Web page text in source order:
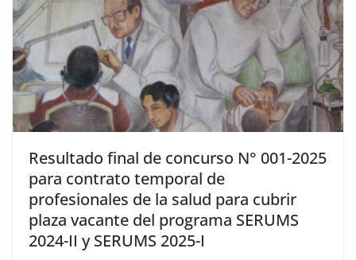
Resultado final de concurso N° 001-2025
para contrato temporal de
profesionales de la salud para cubrir
plaza vacante del programa SERUMS
2024-II y SERUMS 2025-I